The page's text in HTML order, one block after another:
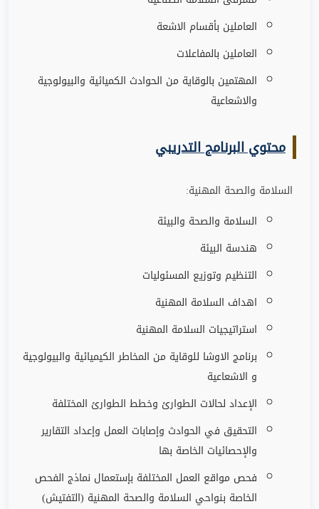
العاملين بأقسام الاشعة
العاملين بالمفاعلات
المهتمين بالوقاية من الحوادث الكميائية والبيولوجية
والاشعاعية
محتوي البرنامج التدريبي
السلامة والصحة المهنية:
السلامة والصحة والبيئة
هندسة البيئة
التنظيم وتوزيع المسئوليات
اهداف السلامة المهنية
استراتيجيات السلامة المهنية
برنامج الاوشا للوقاية من المخاطر الكيميائية والبيولوجية
و الاشعاعية
الإعداد لحالات الطوارئ وخطط الطوارئ المختلفة
التحقيق في الحوادث وإصابات العمل وإعداد التقارير
والإحصائيات الخاصة بها
فحص مواقع العمل المختلفة بإستعمال نماذج الفحص
الخاصة بنواحي السلامة والصحة المهنية (التفتيش)